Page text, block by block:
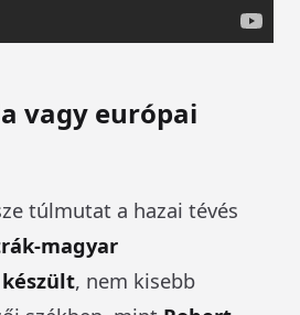
vagy európai
túlmutat a hazai tévés
magyar
, nem kisebb